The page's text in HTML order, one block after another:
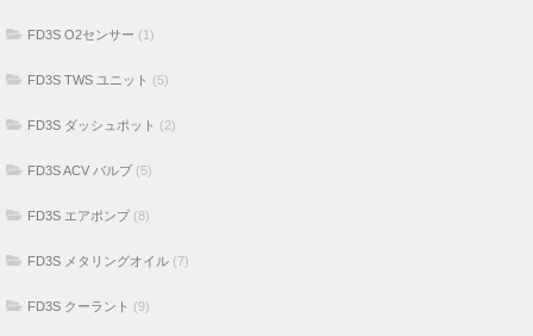
FD3S O2センサー (1)
FD3S TWS ユニット (5)
FD3S ダッシュポット (2)
FD3S ACV バルブ (5)
FD3S エアポンプ (8)
FD3S メタリングオイル (7)
FD3S クーラント (9)